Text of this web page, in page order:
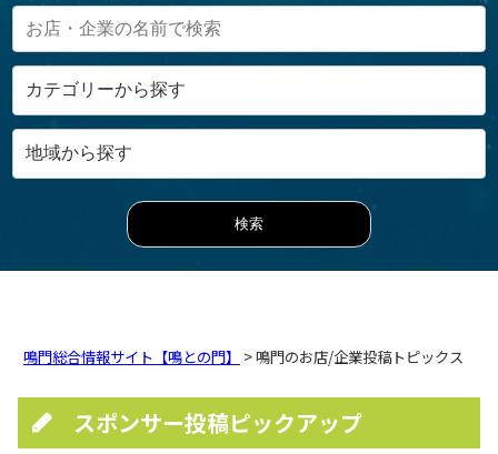
鳴門総合情報サイト【鳴との門】 > 鳴門のお店/企業投稿トピックス
スポンサー投稿ピックアップ